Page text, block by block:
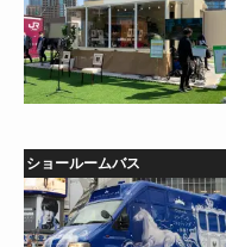
ショールームバス